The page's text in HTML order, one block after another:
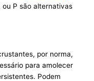
ou P são alternativas
por norma,
para amolecer
Podem